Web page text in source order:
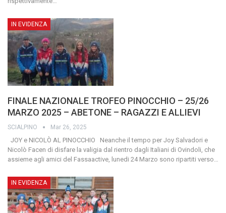
IN EVIDENZA
FINALE NAZIONALE TROFEO PINOCCHIO – 25/26
MARZO 2025 – ABETONE – RAGAZZI E ALLIEVI
SCIALPINO Mar 26, 2025
JOY e NICOLÒ AL PINOCCHIO Neanche il tempo per Joy Salvadori e
Nicolò Facen di disfare la valigia dal rientro dagli Italiani di Ovindoli, che
assieme agli amici del Fassaactive, lunedi 24 Marzo sono ripartiti verso…
IN EVIDENZA